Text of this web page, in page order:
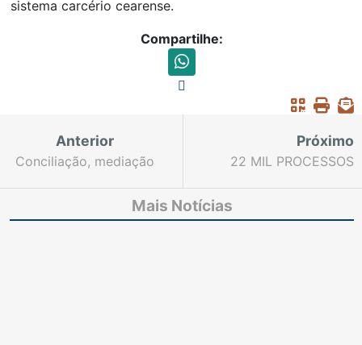
sistema carcério cearense.
Compartilhe:
Anterior
Conciliação, mediação
diferenças em debate
no programa Fórum, da
Próximo
22 MIL PROCESSOS
DESEMBARGADOR
Mais Notícias